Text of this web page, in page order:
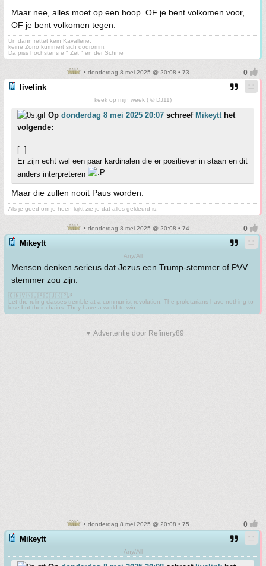
Maar nee, alles moet op een hoop. OF je bent volkomen voor,
OF je bent volkomen tegen.
Un dann rettet kein Kavallerie,
keine Zorro kümmert sich dodrömm.
Dä piss höchstens e " Zet " en der Schnie
• donderdag 8 mei 2025 @ 20:08 • 73
livelink
keek op mijn week ( © DJ11)
Op donderdag 8 mei 2025 20:07 schreef Mikeytthet
volgende:
[..]
Er zijn echt wel een paar kardinalen die er positiever in staan en dit
anders interpreteren
Maar die zullen nooit Paus worden.
Als je goed om je heen kijkt zie je dat alles gekleurd is.
• donderdag 8 mei 2025 @ 20:08 • 74
Mikeytt
Any/All
Mensen denken serieus dat Jezus een Trump-stemmer of PVV
stemmer zou zijn.
🇨🇳🇻🇳🇱🇦🇨🇺🇰🇵☭
Let the ruling classes tremble at a communist revolution. The proletarians have nothing to
lose but their chains. They have a world to win.
▼ Advertentie door Refinery89
• donderdag 8 mei 2025 @ 20:08 • 75
Mikeytt
Any/All